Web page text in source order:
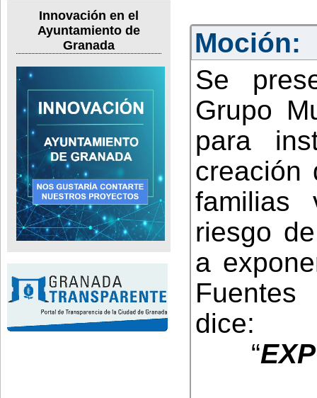
Innovación en el
Ayuntamiento de
Granada
Moción:
Se
Grupo
para
creación
familias
riesgo
a
dice:
“